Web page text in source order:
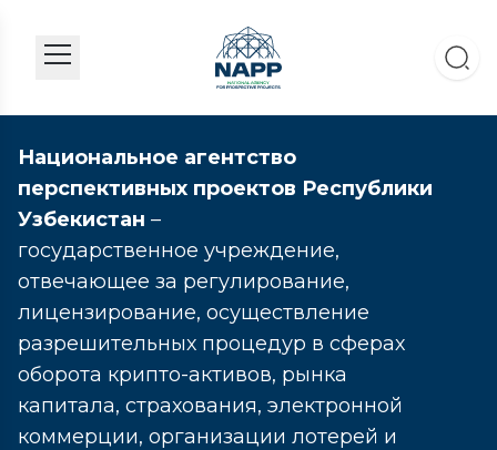
Национальное агентство
перспективных проектов Республики
Узбекистан –
государственное учреждение,
отвечающее за регулирование,
лицензирование, осуществление
разрешительных процедур в сферах
оборота крипто-активов, рынка
капитала, страхования, электронной
коммерции, организации лотерей и